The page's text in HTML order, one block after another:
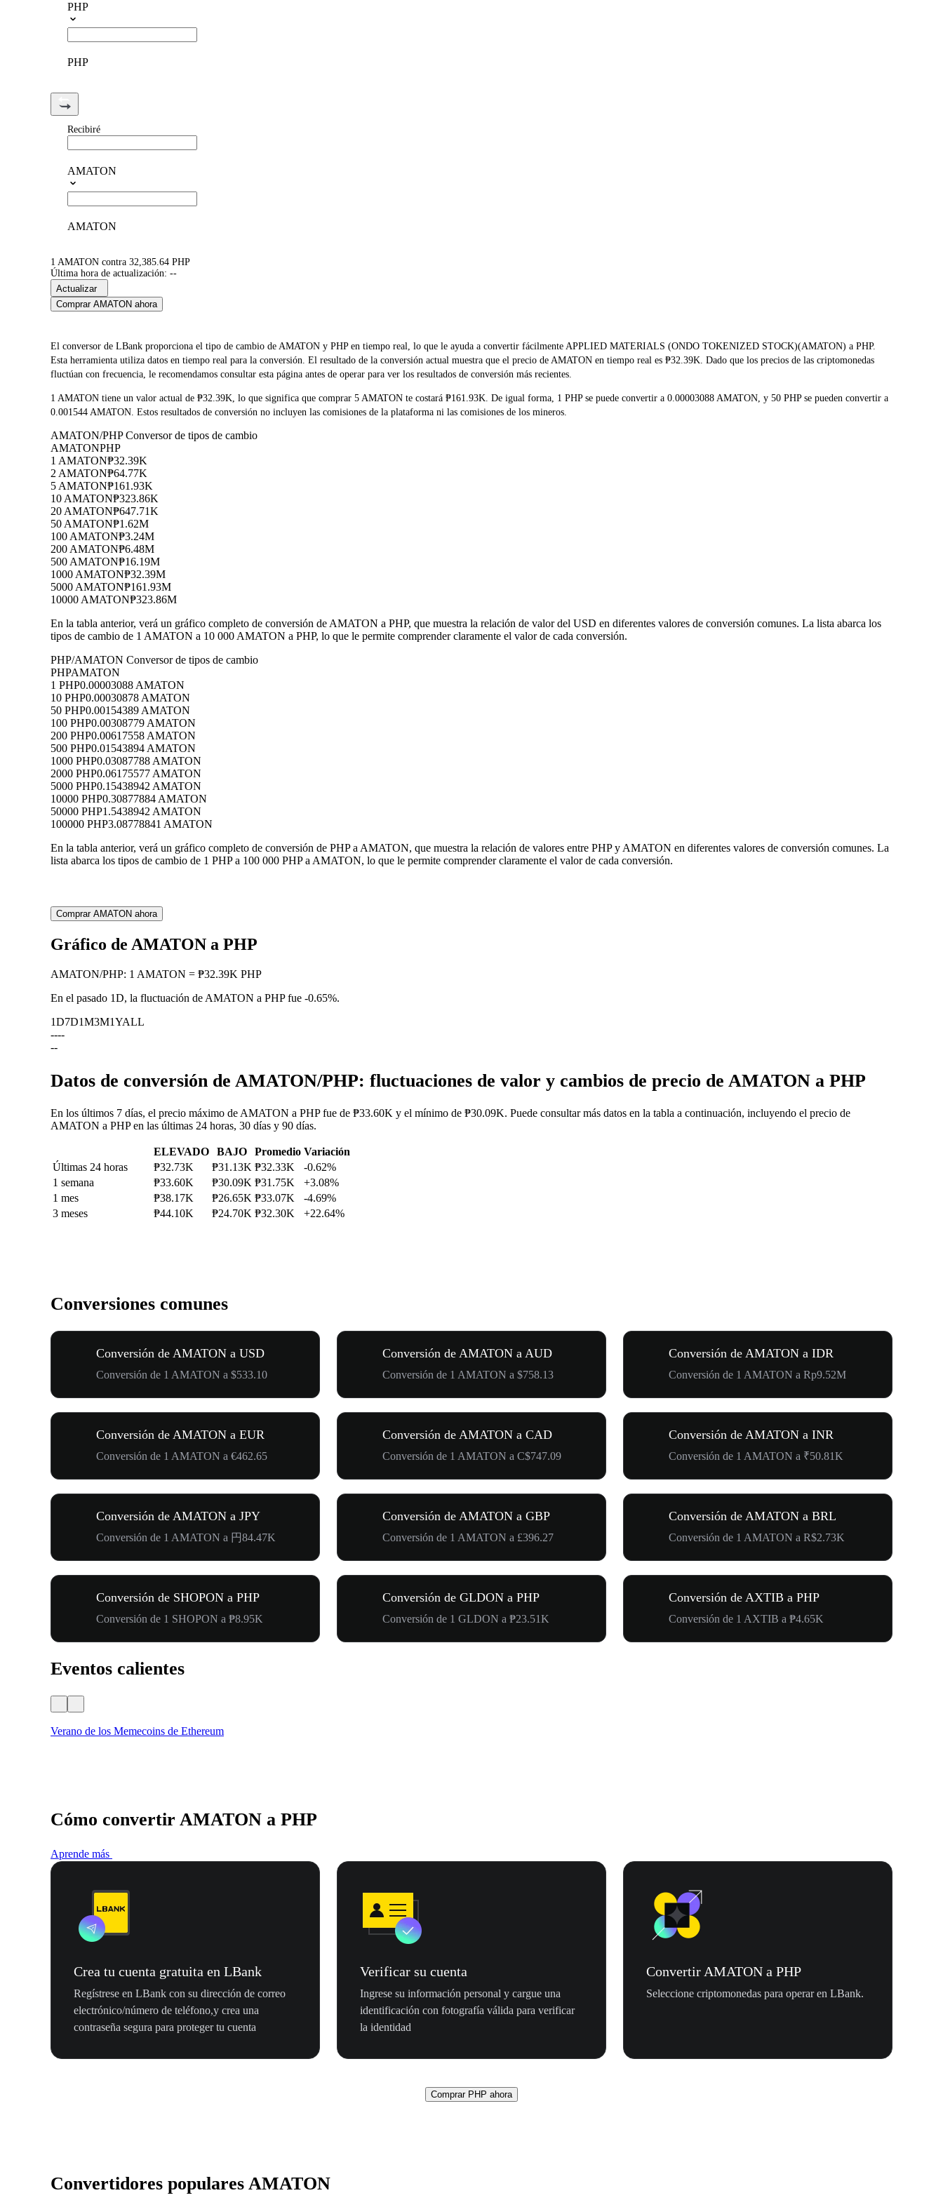
PHP
PHP
Recibiré
AMATON
AMATON
1 AMATON contra 32,385.64 PHP
Última hora de actualización: --
Actualizar
Comprar AMATON ahora
El conversor de LBank proporciona el tipo de cambio de AMATON y PHP en tiempo real, lo que le ayuda a convertir fácilmente APPLIED MATERIALS (ONDO TOKENIZED STOCK)(AMATON) a PHP.
Esta herramienta utiliza datos en tiempo real para la conversión. El resultado de la conversión actual muestra que el precio de AMATON en tiempo real es ₱32.39K. Dado que los precios de las criptomonedas
fluctúan con frecuencia, le recomendamos consultar esta página antes de operar para ver los resultados de conversión más recientes.
1 AMATON tiene un valor actual de ₱32.39K, lo que significa que comprar 5 AMATON te costará ₱161.93K. De igual forma, 1 PHP se puede convertir a 0.00003088 AMATON, y 50 PHP se pueden convertir a
0.001544 AMATON. Estos resultados de conversión no incluyen las comisiones de la plataforma ni las comisiones de los mineros.
AMATON/PHP Conversor de tipos de cambio
AMATONPHP
1 AMATON₱32.39K
2 AMATON₱64.77K
5 AMATON₱161.93K
10 AMATON₱323.86K
20 AMATON₱647.71K
50 AMATON₱1.62M
100 AMATON₱3.24M
200 AMATON₱6.48M
500 AMATON₱16.19M
1000 AMATON₱32.39M
5000 AMATON₱161.93M
10000 AMATON₱323.86M
En la tabla anterior, verá un gráfico completo de conversión de AMATON a PHP, que muestra la relación de valor del USD en diferentes valores de conversión comunes. La lista abarca los
tipos de cambio de 1 AMATON a 10 000 AMATON a PHP, lo que le permite comprender claramente el valor de cada conversión.
PHP/AMATON Conversor de tipos de cambio
PHPAMATON
1 PHP0.00003088 AMATON
10 PHP0.00030878 AMATON
50 PHP0.00154389 AMATON
100 PHP0.00308779 AMATON
200 PHP0.00617558 AMATON
500 PHP0.01543894 AMATON
1000 PHP0.03087788 AMATON
2000 PHP0.06175577 AMATON
5000 PHP0.15438942 AMATON
10000 PHP0.30877884 AMATON
50000 PHP1.5438942 AMATON
100000 PHP3.08778841 AMATON
En la tabla anterior, verá un gráfico completo de conversión de PHP a AMATON, que muestra la relación de valores entre PHP y AMATON en diferentes valores de conversión comunes. La
lista abarca los tipos de cambio de 1 PHP a 100 000 PHP a AMATON, lo que le permite comprender claramente el valor de cada conversión.
Comprar AMATON ahora
Gráfico de AMATON a PHP
AMATON/PHP: 1 AMATON = ₱32.39K PHP
En el pasado 1D, la fluctuación de AMATON a PHP fue -0.65%.
1D7D1M3M1YALL
----
--
Datos de conversión de AMATON/PHP: fluctuaciones de valor y cambios de precio de AMATON a PHP
En los últimos 7 días, el precio máximo de AMATON a PHP fue de ₱33.60K y el mínimo de ₱30.09K. Puede consultar más datos en la tabla a continuación, incluyendo el precio de
AMATON a PHP en las últimas 24 horas, 30 días y 90 días.
ELEVADO BAJO Promedio Variación
Últimas 24 horas
₱32.73K ₱31.13K ₱32.33K
-0.62%
1 semana
₱33.60K ₱30.09K ₱31.75K
+3.08%
1 mes
₱38.17K ₱26.65K ₱33.07K
-4.69%
3 meses
₱44.10K ₱24.70K ₱32.30K +22.64%
Conversiones comunes
Conversión de AMATON a USD
Conversión de 1 AMATON a $533.10
Conversión de AMATON a AUD
Conversión de 1 AMATON a $758.13
Conversión de AMATON a IDR
Conversión de 1 AMATON a Rp9.52M
Conversión de AMATON a EUR
Conversión de 1 AMATON a €462.65
Conversión de AMATON a CAD
Conversión de 1 AMATON a C$747.09
Conversión de AMATON a INR
Conversión de 1 AMATON a ₹50.81K
Conversión de AMATON a JPY
Conversión de 1 AMATON a 円84.47K
Conversión de AMATON a GBP
Conversión de 1 AMATON a £396.27
Conversión de AMATON a BRL
Conversión de 1 AMATON a R$2.73K
Conversión de SHOPON a PHP
Conversión de 1 SHOPON a ₱8.95K
Conversión de GLDON a PHP
Conversión de 1 GLDON a ₱23.51K
Conversión de AXTIB a PHP
Conversión de 1 AXTIB a ₱4.65K
Eventos calientes
Verano de los Memecoins de Ethereum
Cómo convertir AMATON a PHP
Aprende más
Crea tu cuenta gratuita en LBank
Regístrese en LBank con su dirección de correo
electrónico/número de teléfono,y crea una
contraseña segura para proteger tu cuenta
Verificar su cuenta
Ingrese su información personal y cargue una
identificación con fotografía válida para verificar
la identidad
Convertir AMATON a PHP
Seleccione criptomonedas para operar en LBank.
Comprar PHP ahora
Convertidores populares AMATON